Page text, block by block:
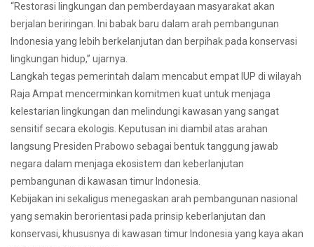
“Restorasi lingkungan dan pemberdayaan masyarakat akan
berjalan beriringan. Ini babak baru dalam arah pembangunan
Indonesia yang lebih berkelanjutan dan berpihak pada konservasi
lingkungan hidup,” ujarnya.
Langkah tegas pemerintah dalam mencabut empat IUP di wilayah
Raja Ampat mencerminkan komitmen kuat untuk menjaga
kelestarian lingkungan dan melindungi kawasan yang sangat
sensitif secara ekologis. Keputusan ini diambil atas arahan
langsung Presiden Prabowo sebagai bentuk tanggung jawab
negara dalam menjaga ekosistem dan keberlanjutan
pembangunan di kawasan timur Indonesia.
Kebijakan ini sekaligus menegaskan arah pembangunan nasional
yang semakin berorientasi pada prinsip keberlanjutan dan
konservasi, khususnya di kawasan timur Indonesia yang kaya akan